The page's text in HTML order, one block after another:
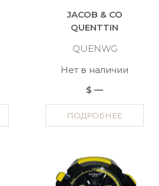
JACOB & CO
QUENTTIN
QUENWG
Нет в наличии
$ —
ПОДРОБНЕЕ